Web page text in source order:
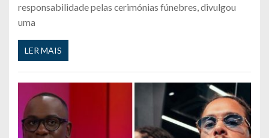
responsabilidade pelas cerimónias fúnebres, divulgou
uma
LER MAIS